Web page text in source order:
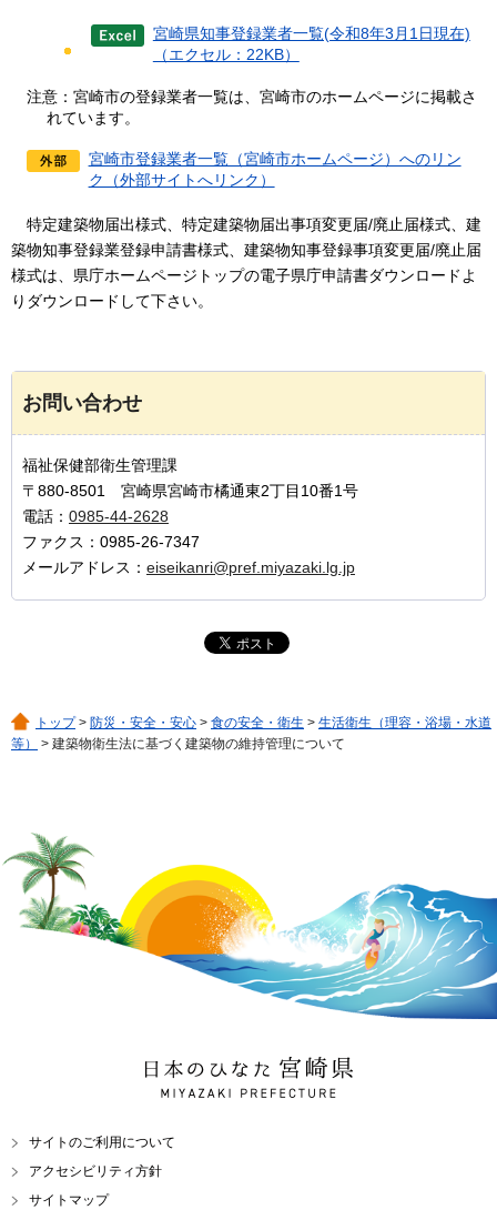
宮崎県知事登録業者一覧(令和8年3月1日現在)
（エクセル：22KB）
注意：宮崎市の登録業者一覧は、宮崎市のホームページに掲載さ
れています。
宮崎市登録業者一覧（宮崎市ホームページ）へのリン
ク（外部サイトへリンク）
特定建築物届出様式、 特定建築物届出事項変更届/廃止届様式、建
築物知事登録業登録申請書様式、建築物知事登録事項変更届/廃止届
様式は、県庁ホームページトップの電子県庁申請書ダウンロードよ
りダウンロードして下さい。
お問い合わせ
福祉保健部衛生管理課
〒880-8501 宮崎県宮崎市橘通東2丁目10番1号
電話： 0985-44-2628
ファクス：0985-26-7347
メールアドレス： eiseikanri@pref.miyazaki.lg.jp
トップ> 防災・安全・安心 > 食の安全・衛生 > 生活衛生（理容・浴場・水道
等）
> 建築物衛生法に基づく建築物の維持管理について
日本のひなた 宮崎県
MIYAZAKI PREFECTURE
サイトのご利用について
アクセシビリティ方針
サイトマップ